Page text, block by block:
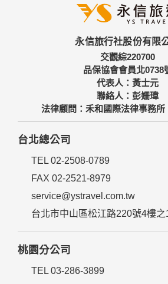
永信旅行社股份有限
交觀綜220700
品保協會會員北0738
代表人：黃士元
聯絡人：彭姍瑋
法律顧問：禾和國際法律事務所
台北總公司
TEL 02-2508-0789
FAX 02-2521-8979
service@ystravel.com.tw
台北市中山區松江路220號4樓之
桃園分公司
TEL 03-286-3899